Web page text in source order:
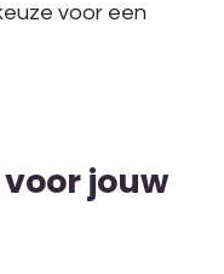
voor een
jouw